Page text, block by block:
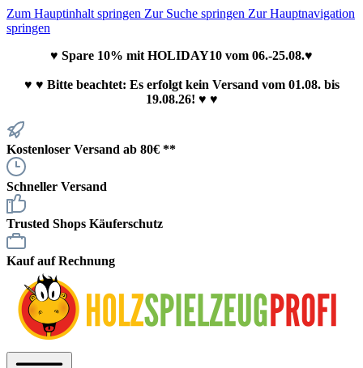
Zum Hauptinhalt springen Zur Suche springen Zur Hauptnavigation
springen
♥ Spare 10% mit HOLIDAY10 vom 06.-25.08.♥
♥ ♥ Bitte beachtet: Es erfolgt kein Versand vom 01.08. bis
19.08.26! ♥ ♥
Kostenloser Versand ab 80€ **
Schneller Versand
Trusted Shops Käuferschutz
Kauf auf Rechnung